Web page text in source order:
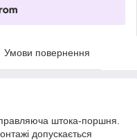
Умови повернення
штока-поршня.
допускається